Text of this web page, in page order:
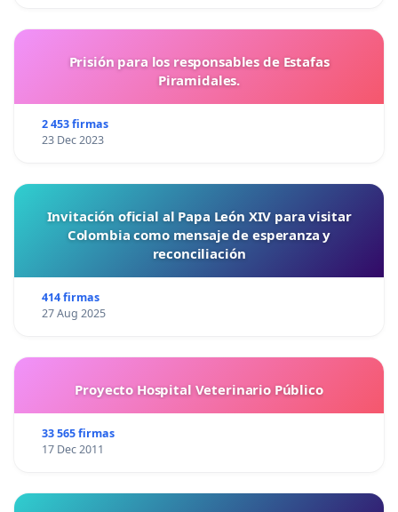
Prisión para los responsables de Estafas
Piramidales.
2 453 firmas
23 Dec 2023
Invitación oficial al Papa León XIV para visitar
Colombia como mensaje de esperanza y
reconciliación
414 firmas
27 Aug 2025
Proyecto Hospital Veterinario Público
33 565 firmas
17 Dec 2011